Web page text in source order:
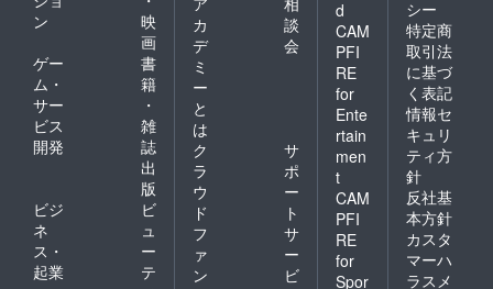
ン
映
画
ゲー
ム・
サー
ビス
開発
書
籍
・
雑
誌
出
版
ビジ
ネ
ス・
起業
ビ
ュ
ー
テ
カ
デ
ミ
ー
と
は
談
会
ク
ラ
ウ
ド
フ
ァ
ン
サ
ポ
ー
ト
サ
ー
ビ
d
CAM
PFI
RE
for
Ente
rtain
men
t
CAM
PFI
RE
for
Spor
シー
特定商
取引法
に基づ
く表記
情報セ
キュリ
ティ方
針
反社基
本方針
カスタ
マーハ
ラスメ